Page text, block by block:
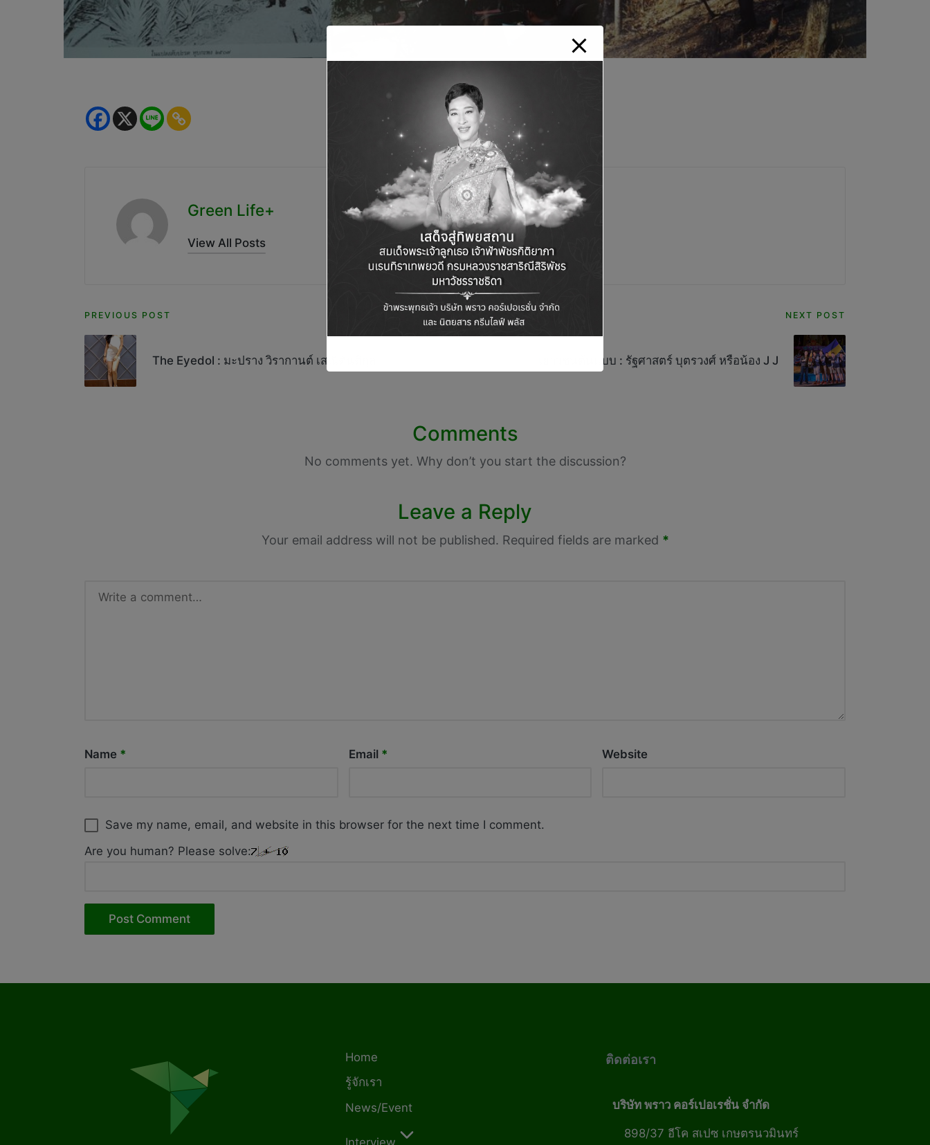
Green Life+
View All Posts
Post
navigation
PREVIOUS POST
The Eyedol : มะปราง วิรากานต์ เสณีตันติกุล
NEXT POST
เยาวชนต้นแบบ : รัฐศาสตร์ บุตรวงศ์ หรือน้อง J J
Comments
No comments yet. Why don’t you start the discussion?
Leave a Reply
Your email address will not be published. Required fields are marked *
Name * Email * Website
Save my name, email, and website in this browser for the next time I comment.
Are you human? Please solve:
Home
รู้จักเรา
News/Event
Interview
ติดต่อเรา
บริษัท พราว คอร์เปอเรชั่น จำกัด
898/37 อีโค สเปซ เกษตรนวมินทร์